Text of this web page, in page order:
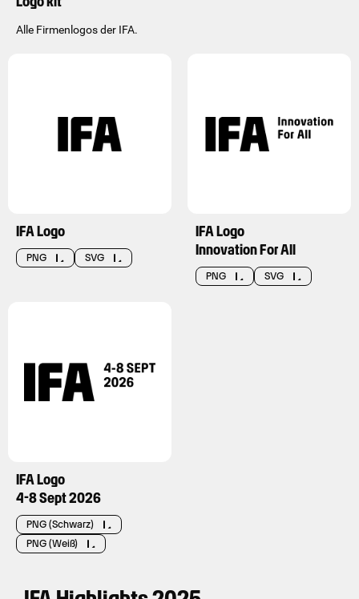
Alle Firmenlogos der IFA.
IFA Logo
PNG SVG
IFA Logo
Innovation For All
PNG SVG
IFA Logo
4-8 Sept 2026
PNG (Schwarz)
PNG (Weiß)